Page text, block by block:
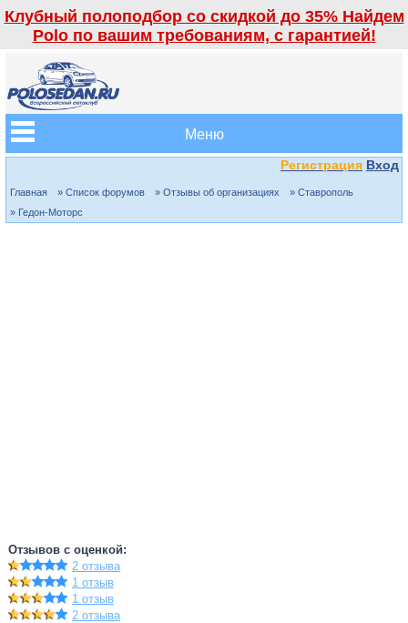
Клубный полоподбор со скидкой до 35% Найдем
Polo по вашим требованиям, с гарантией!
Меню
Регистрация Вход
Главная » Список форумов » Отзывы об организациях
» Ставрополь
» Гедон-Моторс
Отзывов с оценкой:
2 отзыва
1 отзыв
1 отзыв
2 отзыва